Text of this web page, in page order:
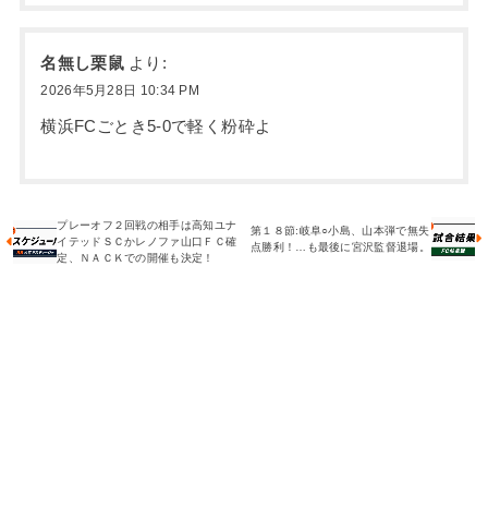
名無し栗鼠 より:
2026年5月28日 10:34 PM
横浜FCごとき5-0で軽く粉砕よ
プレーオフ２回戦の相手は高知ユナ
イテッドＳＣかレノファ山口ＦＣ確
定、ＮＡＣＫでの開催も決定！
第１８節:岐阜○小島、山本弾で無失
点勝利！…も最後に宮沢監督退場。